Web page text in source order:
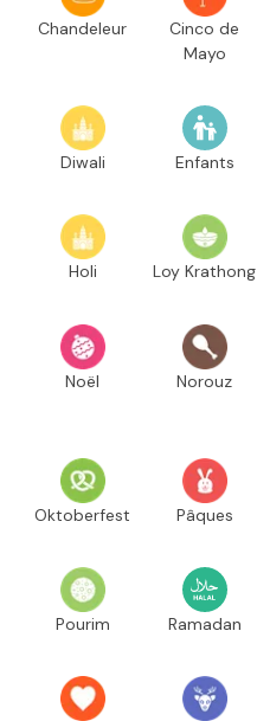
Chandeleur
Cinco de
Mayo
Diwali Enfants
Holi Loy Krathong
Noël Norouz
Oktoberfest Pâques
Pourim Ramadan